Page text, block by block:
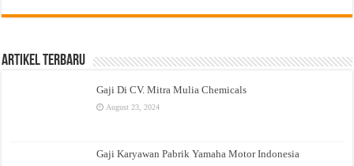
Artikel Terbaru
Gaji Di CV. Mitra Mulia Chemicals
August 23, 2024
Gaji Karyawan Pabrik Yamaha Motor Indonesia